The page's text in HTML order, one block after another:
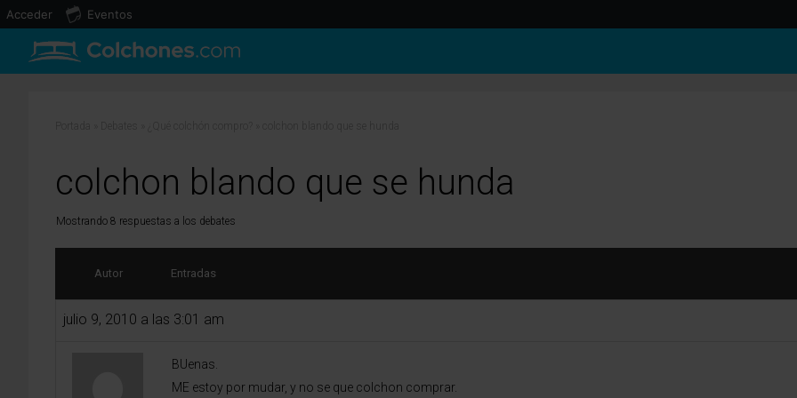
colchon blando que se hunda
Mostrando 8 respuestas a los debates
Autor Entradas
julio 9, 2010 a las 3:01 am
BUenas.
ME estoy por mudar, y no se que colchon comprar.
Acceder Eventos